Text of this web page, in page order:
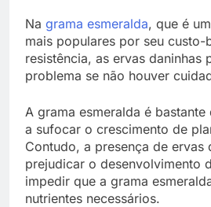
Na grama esmeralda, que é
mais populares por seu custo-
resistência, as ervas daninhas
problema se não houver
A grama esmeralda é
a sufocar o crescimento de
Contudo, a presença de ervas
prejudicar o desenvolvimento
impedir que a grama
nutrientes necessários.